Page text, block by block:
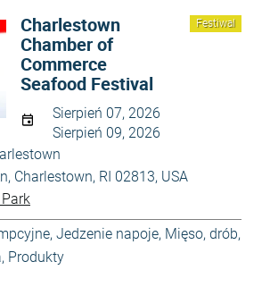
Festiwal
Charlestown
Chamber of
Commerce
Seafood Festival
Sierpień 07, 2026
Sierpień 09, 2026
Charlestown, RI 02813, USA
, Jedzenie napoje, Mięso, drób,
, Produkty